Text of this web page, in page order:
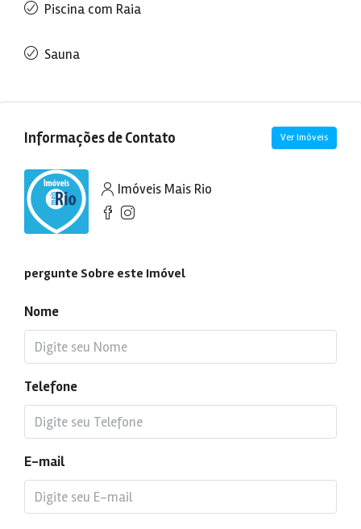
Piscina com Raia
Sauna
Informações de Contato Ver Imóveis
Imóveis Mais Rio
pergunte Sobre este Imóvel
Nome
Telefone
E-mail